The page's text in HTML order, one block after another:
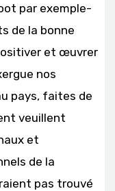
par exemple-
de la bonne
et œuvrer
nos
pays, faites de
veuillent
et
de la
pas trouvé